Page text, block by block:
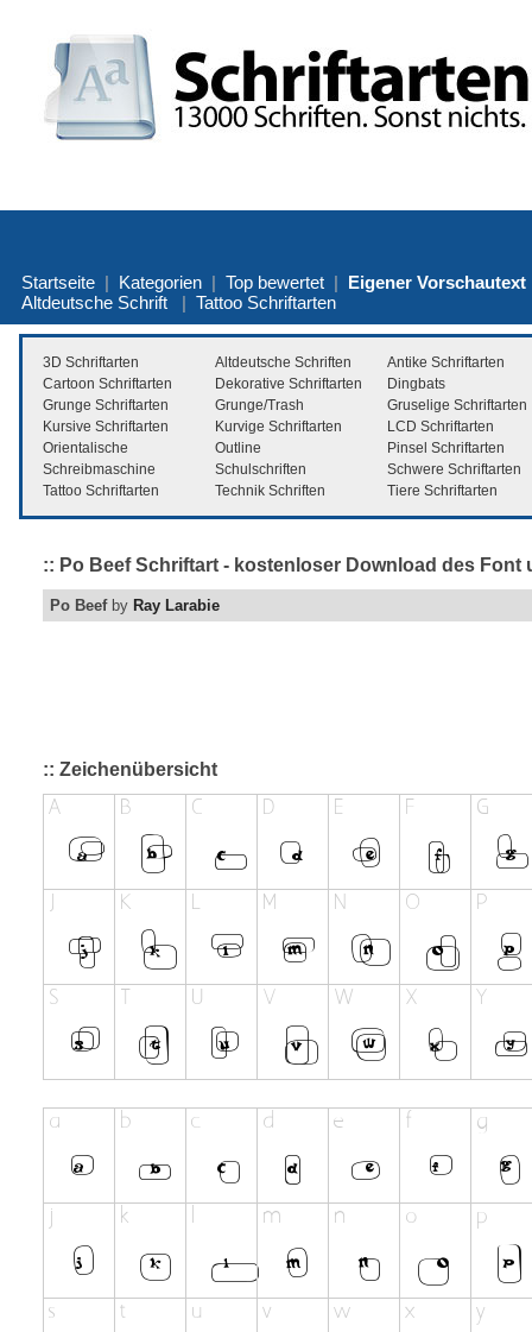
Startseite | Kategorien | Top bewertet | Eigener Vorschautext
Altdeutsche Schrift | Tattoo Schriftarten
3D Schriftarten Altdeutsche Schriften
Antike Schriftarten
Cartoon Schriftarten
Dekorative Schriftarten
Dingbats
Grunge Schriftarten
Grunge/Trash
Gruselige Schriftarten
Kursive Schriftarten
Kurvige Schriftarten
LCD Schriftarten
Orientalische
Outline
Pinsel Schriftarten
Schreibmaschine
Schulschriften
Schwere Schriftarten
Tattoo Schriftarten
Technik Schriften Tiere Schriftarten
:: Po Beef Schriftart - kostenloser Download des
Po Beefby Ray Larabie
:: Zeichenübersicht